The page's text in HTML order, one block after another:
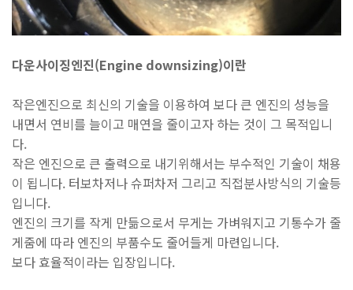
다운사이징엔진(Engine downsizing)이란
작은엔진으로 최신의 기술을 이용하여 보다 큰 엔진의 성능을
내면서 연비를 늘이고 매연을 줄이고자 하는 것이 그 목적입니
다.
작은 엔진으로 큰 출력으로 내기위해서는 부수적인 기술이 채용
이 됩니다. 터보차저나 슈퍼차저 그리고 직접분사방식의 기술등
입니다.
엔진의 크기를 작게 만듦으로서 무게는 가벼워지고 기통수가 줄
게줌에 따라 엔진의 부품수도 줄어들게 마련입니다.
보다 효율적이라는 입장입니다.